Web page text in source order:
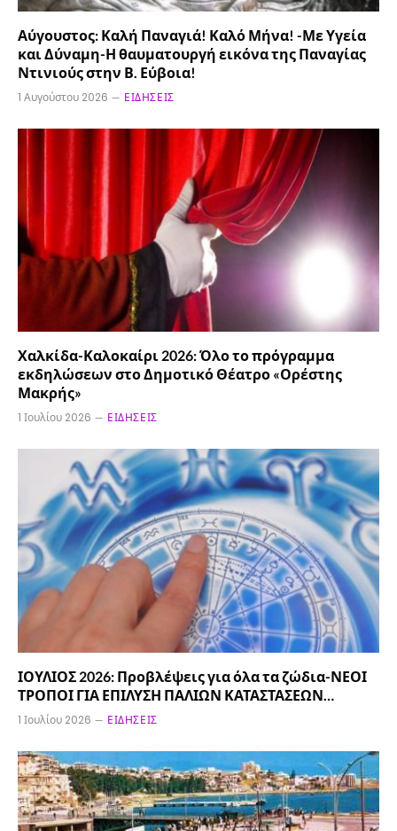
Αύγουστος: Καλή Παναγιά! Καλό Μήνα! -Με Υγεία
και Δύναμη-Η θαυματουργή εικόνα της Παναγίας
Ντινιούς στην Β. Εύβοια!
1 Αυγούστου 2026 ΕΙΔΉΣΕΙΣ
Χαλκίδα-Καλοκαίρι 2026: Όλο το πρόγραμμα
εκδηλώσεων στο Δημοτικό Θέατρο «Ορέστης
Μακρής»
1 Ιουλίου 2026 ΕΙΔΉΣΕΙΣ
ΙΟΥΛΙΟΣ 2026: Προβλέψεις για όλα τα ζώδια-ΝΕΟΙ
ΤΡΟΠΟΙ ΓΙΑ ΕΠΙΛΥΣΗ ΠΑΛΙΩΝ ΚΑΤΑΣΤΑΣΕΩΝ…
1 Ιουλίου 2026 ΕΙΔΉΣΕΙΣ